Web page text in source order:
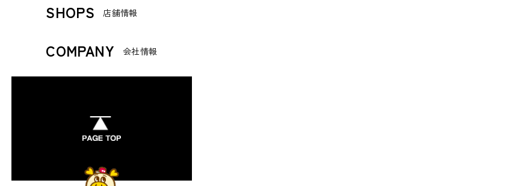
SHOPS 店舗情報
COMPANY 会社情報